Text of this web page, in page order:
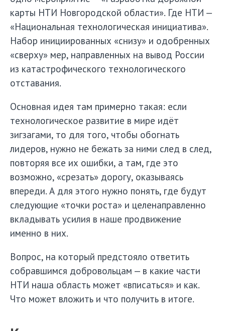
карты НТИ Новгородской области». Где НТИ —
«Национальная технологическая инициатива».
Набор инициированных «снизу» и одобренных
«сверху» мер, направленных на вывод России
из катастрофического технологического
отставания.
Основная идея там примерно такая: если
технологическое развитие в мире идёт
зигзагами, то для того, чтобы обогнать
лидеров, нужно не бежать за ними след в след,
повторяя все их ошибки, а там, где это
возможно, «срезать» дорогу, оказываясь
впереди. А для этого нужно понять, где будут
следующие «точки роста» и целенаправленно
вкладывать усилия в наше продвижение
именно в них.
Вопрос, на который предстояло ответить
собравшимся добровольцам — в какие части
НТИ наша область может «вписаться» и как.
Что может вложить и что получить в итоге.